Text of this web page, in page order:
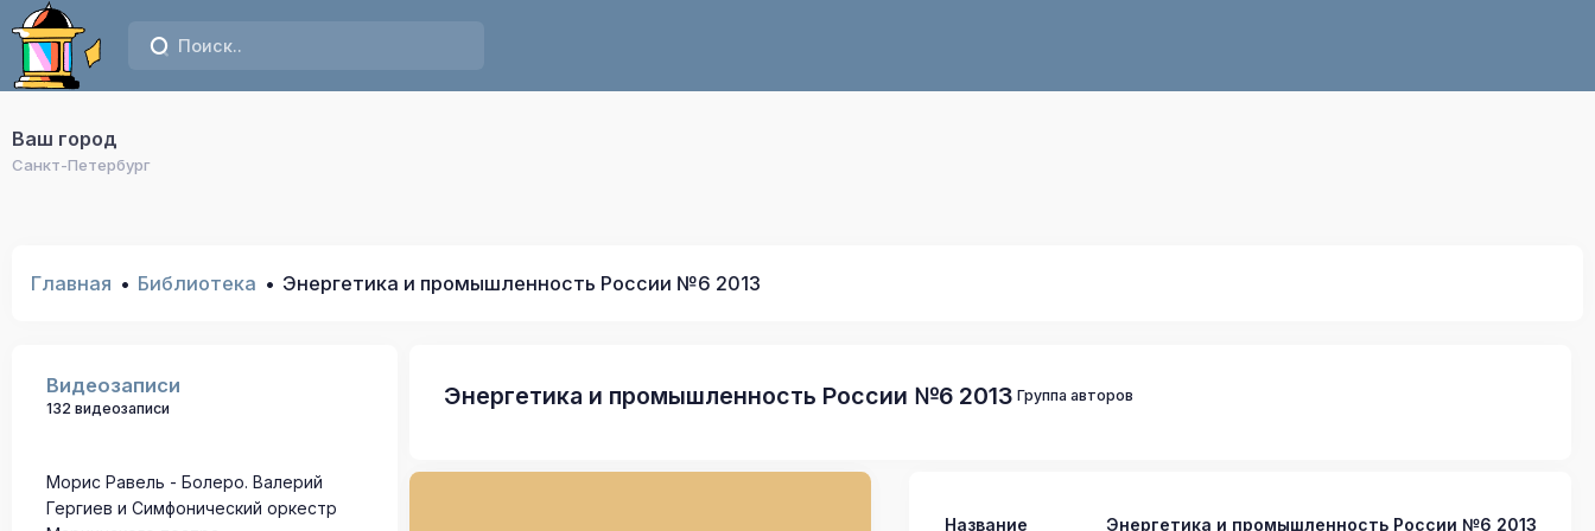
Ваш город
Санкт-Петербург
Главная Библиотека Энергетика и промышленность России №6 2013
Видеозаписи
132 видеозаписи
Морис Равель - Болеро. Валерий
Гергиев и Симфонический оркестр
Энергетика и промышленность России №6 2013 Группа авторов
Название Энергетика и промышленность России №6 2013